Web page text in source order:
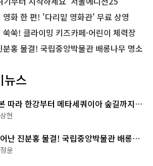
영화 한 편! '다리밑 영화관' 무료 상영
쑥! 클라이밍 키즈카페·어린이 체력장
홍 물결! 국립중앙박물관 배롱나무 명소
뉴스
따라 한강부터 메타세쿼이아 숲길까지…
코스
현
난 진분홍 물결! 국립중앙박물관 배롱나
윤